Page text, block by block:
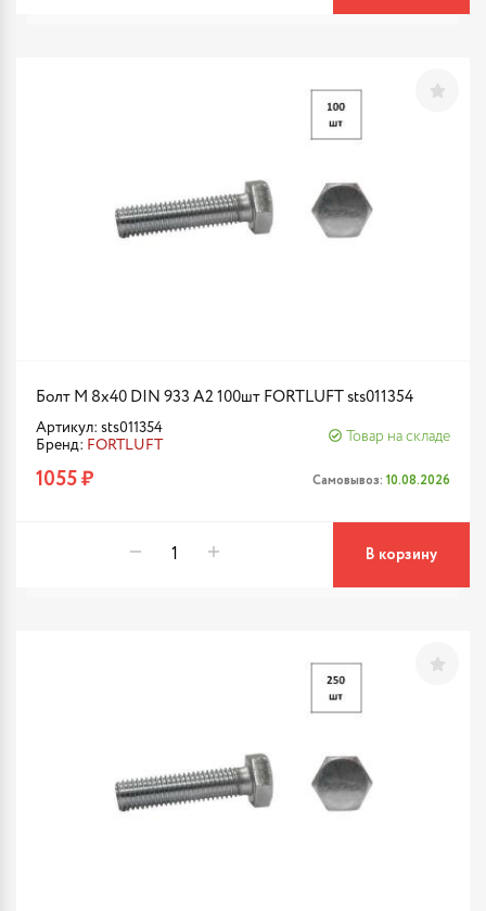
Болт М 8х40 DIN 933 A2 100шт FORTLUFT sts011354
Артикул: sts011354
Бренд: FORTLUFT
Товар на складе
1055 ₽ Самовывоз: 10.08.2026
В корзину